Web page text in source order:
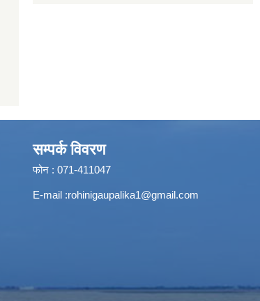
सम्पर्क विवरण
फोन : 071-411047
E-mail :rohinigaupalika1@gmail.com